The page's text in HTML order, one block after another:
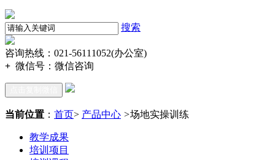
搜索
咨询热线：021-56111052(办公室)
+ 微信号： 微信咨询
当前位置 ： 首页> 产品中心 >场地实操训练
教学成果
培训项目